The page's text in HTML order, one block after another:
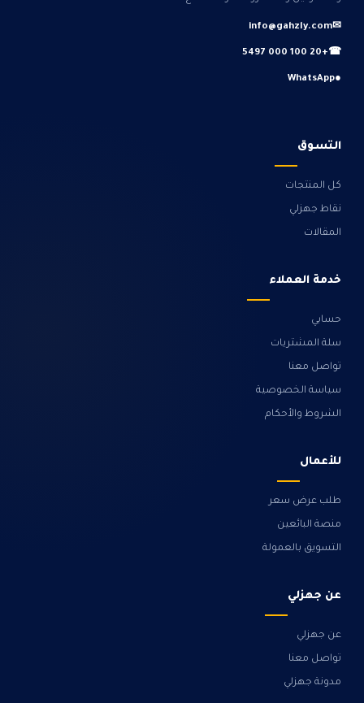
✉
info@gahzly.com
☎
+20 100 000 5497
●
WhatsApp
التسوق
كل المنتجات
نقاط جهزلي
المقالات
خدمة العملاء
حسابي
سلة المشتريات
تواصل معنا
سياسة الخصوصية
الشروط والأحكام
للأعمال
طلب عرض سعر
منصة البائعين
التسويق بالعمولة
عن جهزلي
عن جهزلي
تواصل معنا
مدونة جهزلي